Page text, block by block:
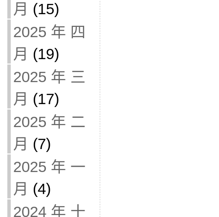
月 (15)
2025 年 四
月 (19)
2025 年 三
月 (17)
2025 年 二
月 (7)
2025 年 一
月 (4)
2024 年 十